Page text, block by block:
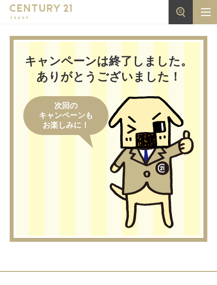
キャンペーンは終了しました。
ありがとうございました！
次回の
キャンペーンも
お楽しみに！